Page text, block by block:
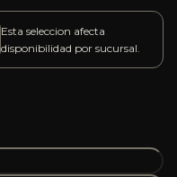
Esta seleccion afecta
disponibilidad por sucursal.